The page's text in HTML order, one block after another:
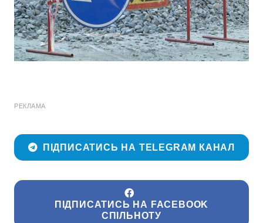
РЕКЛАМА
ПІДПИСАТИСЬ НА TELEGRAM КАНАЛ
ПІДПИСАТИСЬ НА FACEBOOK
СПІЛЬНОТУ